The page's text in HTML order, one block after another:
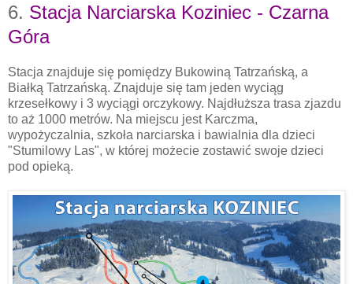
6. Stacja Narciarska Koziniec - Czarna
Góra
Stacja znajduje się pomiędzy Bukowiną Tatrzańską, a
Białką Tatrzańską. Znajduje się tam jeden wyciąg
krzesełkowy i 3 wyciągi orczykowy. Najdłuższa trasa zjazdu
to aż 1000 metrów. Na miejscu jest Karczma,
wypożyczalnia, szkoła narciarska i bawialnia dla dzieci
"Stumilowy Las", w której możecie zostawić swoje dzieci
pod opieką.